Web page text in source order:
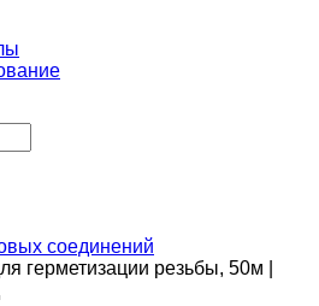
соединений
герметизации резьбы, 50м |